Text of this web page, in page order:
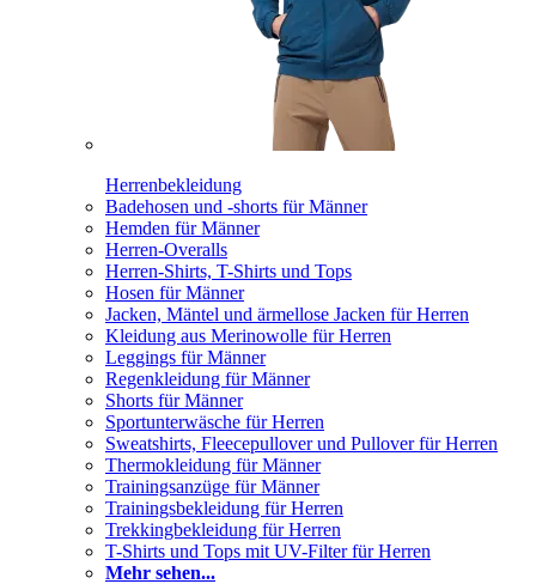
Herrenbekleidung
Badehosen und -shorts für Männer
Hemden für Männer
Herren-Overalls
Herren-Shirts, T-Shirts und Tops
Hosen für Männer
Jacken, Mäntel und ärmellose Jacken für Herren
Kleidung aus Merinowolle für Herren
Leggings für Männer
Regenkleidung für Männer
Shorts für Männer
Sportunterwäsche für Herren
Sweatshirts, Fleecepullover und Pullover für Herren
Thermokleidung für Männer
Trainingsanzüge für Männer
Trainingsbekleidung für Herren
Trekkingbekleidung für Herren
T-Shirts und Tops mit UV-Filter für Herren
Mehr sehen...